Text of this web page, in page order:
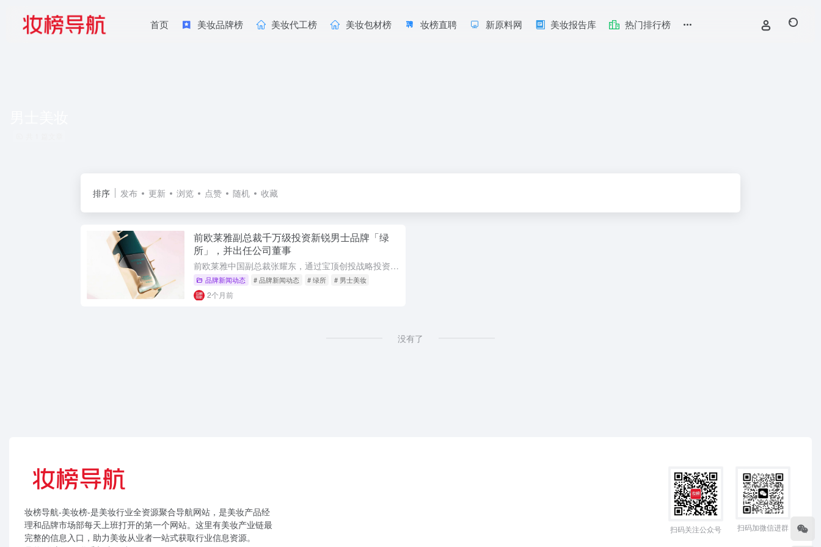
首页 美妆品牌榜 美妆代工榜 美妆包材榜 妆榜直聘 新原料网 美妆报告库 热门排行榜
排序 发布 更新 浏览 点赞 随机 收藏
前欧莱雅副总裁千万级投资新锐男士品牌「绿
所」，并出任公司董事
前欧莱雅中国副总裁张耀东，通过宝顶创投战略投资新锐男士品牌「绿所」，并出任公司董事。绿所专注男士理容，主打无感化面部理容，面向精致懒的年轻男性用户。其明星产品原初修颜乳介于粉底液与素颜霜之间，徒手可上...
品牌新闻动态 # 品牌新闻动态 # 绿所 # 男士美妆
2个月前
没有了
妆榜导航-美妆榜-是美妆行业全资源聚合导航网站，是美妆产品经
理和品牌市场部每天上班打开的第一个网站。这里有美妆产业链最
完整的信息入口，助力美妆从业者一站式获取行业信息资源。
扫码关注公众号 扫码加微信进群